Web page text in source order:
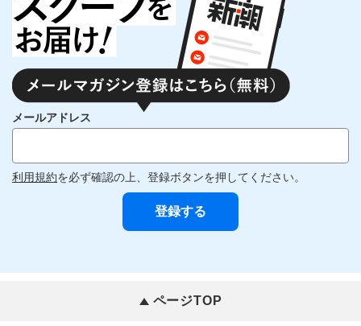
メールアドレス
利用規約を必ず確認の上、登録ボタンを押してください。
ページTOP